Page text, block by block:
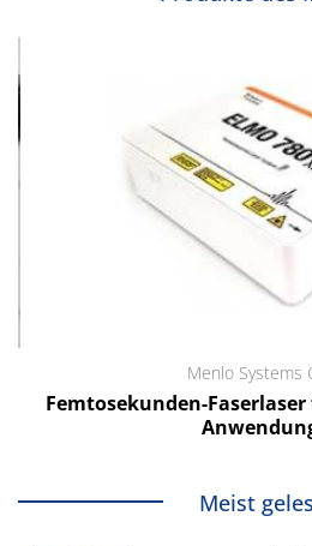
Menlo Systems
Femtosekunden-
Meist